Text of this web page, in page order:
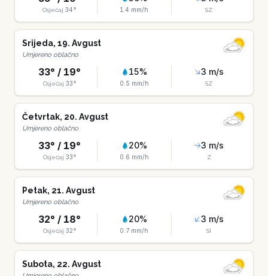
Osjećaj 34° 1.4 mm/h SZ
Srijeda, 19. Avgust
Umjereno oblačno
33° / 19°
Osjećaj 33°
15%
0.5 mm/h
3 m/s
SZ
Četvrtak, 20. Avgust
Umjereno oblačno
33° / 19°
Osjećaj 33°
20%
0.6 mm/h
3 m/s
Z
Petak, 21. Avgust
Umjereno oblačno
32° / 18°
Osjećaj 32°
20%
0.7 mm/h
3 m/s
SI
Subota, 22. Avgust